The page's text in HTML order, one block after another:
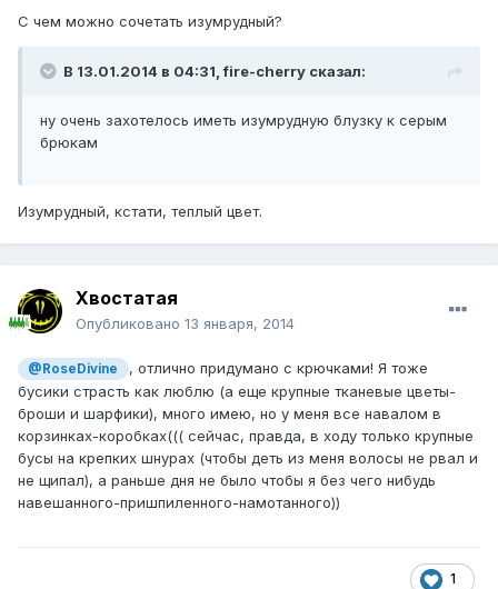
С чем можно сочетать изумрудный?
В 13.01.2014 в 04:31, fire-cherry сказал:
ну очень захотелось иметь изумрудную блузку к серым
брюкам
Изумрудный, кстати, теплый цвет.
Хвостатая
Опубликовано 13 января, 2014
@RoseDivine
, отлично придумано с крючками! Я тоже
бусики страсть как люблю (а еще крупные тканевые цветы-
броши и шарфики), много имею, но у меня все навалом в
корзинках-коробках((( сейчас, правда, в ходу только крупные
бусы на крепких шнурах (чтобы деть из меня волосы не рвал и
не щипал), а раньше дня не было чтобы я без чего нибудь
навешанного-пришпиленного-намотанного))
1